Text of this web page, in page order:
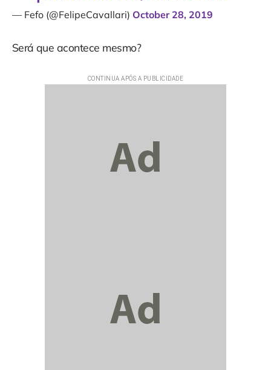
— Fefo (@FelipeCavallari) October 28, 2019
Será que acontece mesmo?